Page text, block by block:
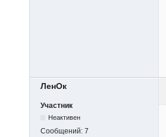
ЛенОк
Участник
Неактивен
Сообщений: 7